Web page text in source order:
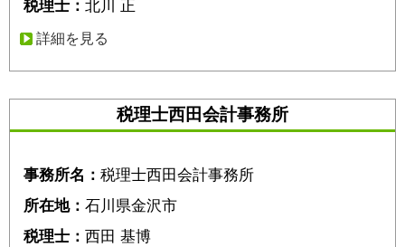
税理士： 北川 正
詳細を見る
税理士西田会計事務所
事務所名： 税理士西田会計事務所
所在地： 石川県金沢市
税理士： 西田 基博